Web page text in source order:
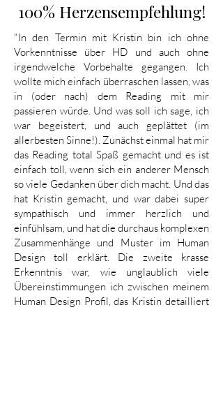
100% Herzensempfehlung!
"In den Termin mit Kristin bin ich ohne
Vorkenntnisse über HD und auch ohne
irgendwelche Vorbehalte gegangen. Ich
wollte mich einfach überraschen lassen, was
in (oder nach) dem Reading mit mir
passieren würde. Und was soll ich sage, ich
war begeistert, und auch geplättet (im
allerbesten Sinne!). Zunächst einmal hat mir
das Reading total Spaß gemacht und es ist
einfach toll, wenn sich ein anderer Mensch
so viele Gedanken über dich macht. Und das
hat Kristin gemacht, und war dabei super
sympathisch und immer herzlich und
einfühlsam, und hat die durchaus komplexen
Zusammenhänge und Muster im Human
Design toll erklärt. Die zweite krasse
Erkenntnis war, wie unglaublich viele
Übereinstimmungen ich zwischen meinem
Human Design Profil, das Kristin detailliert